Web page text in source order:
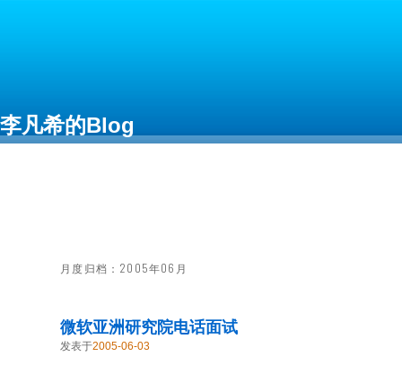
李凡希的Blog
月度归档： 2005年06月
微软亚洲研究院电话面试
发表于2005-06-03